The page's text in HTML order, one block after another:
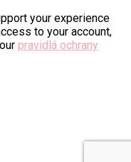
your experience
to your account,
pravidlá ochrany